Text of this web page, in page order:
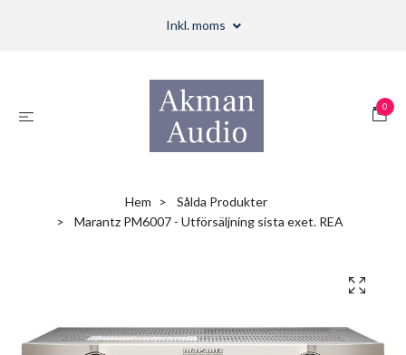
Inkl. moms
0
Hem
Sålda Produkter
Marantz PM6007 - Utförsäljning sista exet. REA